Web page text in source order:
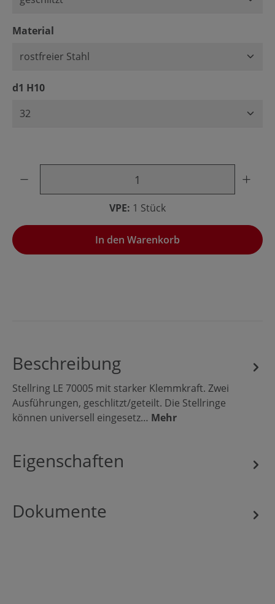
Material
d1 H10auswählen
VPE: 1 Stück
In den Warenkorb
Beschreibung
Stellring LE 70005 mit starker Klemmkraft. Zwei
Ausführungen, geschlitzt/geteilt. Die Stellringe
können universell eingesetz… Mehr
Eigenschaften
Dokumente